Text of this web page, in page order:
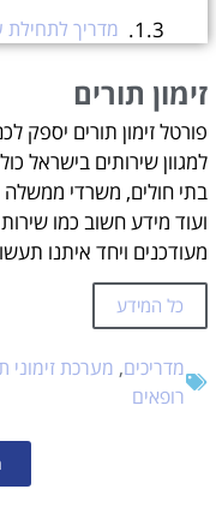
מדריך לתחילת
סיכום מאמר על
זימון תורים
עזרה
זימון תורים
פורטל זימון תורים יספק
למגוון שירותים בישראל
בתי חולים, משרדי ממשלה
ועוד מידע חשוב כמו
מעודכנים ויחד איתנו
כל המידע
מדריכים מערכת זימוני
רופאים